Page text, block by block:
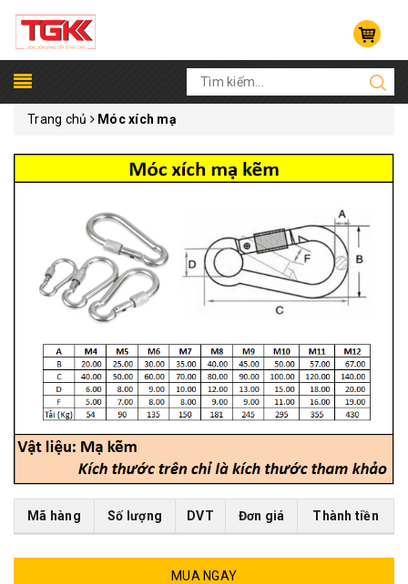
Trang chủ Móc xích mạ
Mã hàng Số lượng DVT Đơn giá Thành tiền
MUA NGAY